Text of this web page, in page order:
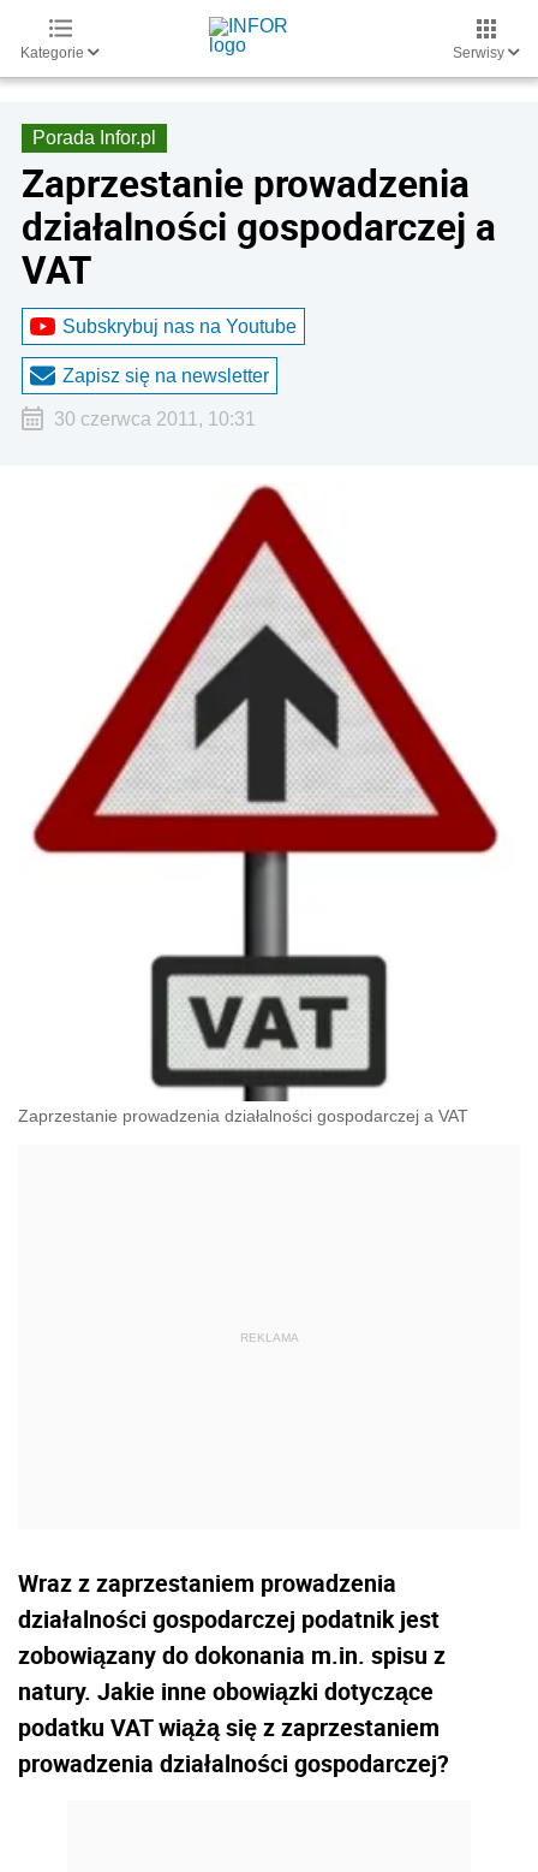
Kategorie Serwisy
Porada Infor.pl
Zaprzestanie prowadzenia
działalności gospodarczej a
VAT
Subskrybuj nas na Youtube
Zapisz się na newsletter
30 czerwca 2011, 10:31
Zaprzestanie prowadzenia działalności gospodarczej a VAT
Wraz z zaprzestaniem prowadzenia
działalności gospodarczej podatnik jest
zobowiązany do dokonania m.in. spisu z
natury. Jakie inne obowiązki dotyczące
podatku VAT wiążą się z zaprzestaniem
prowadzenia działalności gospodarczej?